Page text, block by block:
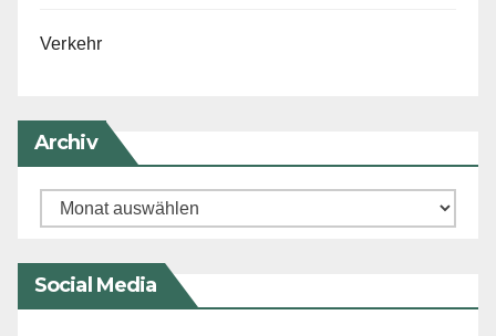
Verkehr
Archiv
Archiv
Social Media